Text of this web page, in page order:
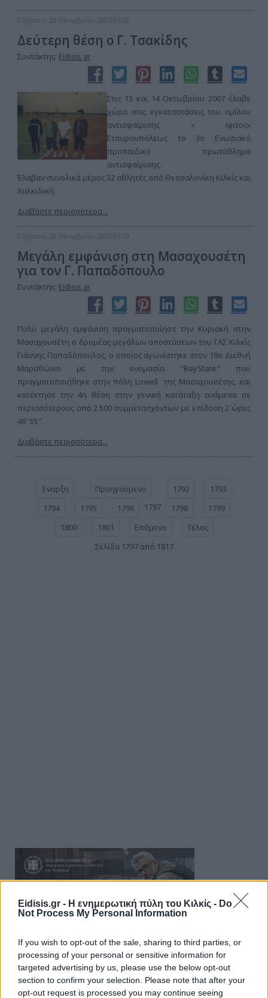
Eidisis.gr - Η ενημερωτική πύλη του Κιλκίς - Do
Not Process My Personal Information
If you wish to opt-out of the sale, sharing to third parties, or
processing of your personal or sensitive information for
targeted advertising by us, please use the below opt-out
section to confirm your selection. Please note that after your
opt-out request is processed you may continue seeing
Σάββατο, 20 Οκτωβρίου 2007 05:02
Δεύτερη θέση ο Γ. Τσακίδης
Συντάκτης: Eidisis.gr
Στις 13 και 14 Οκτωβρίου 2007 έλαβε
χώρα στις εγκαταστάσεις του ομίλου
αντισφαίρισης « Ιφιτος»
Σταυρουπόλεως το 3ο Ενωσιακό
προπαιδικό πρωτάθλημα
αντισφαίρισης.
Έλαβαν συνολικά μέρος 32 αθλητές από Θεσσαλονίκη Κιλκίς και
Χαλκιδική.
Διαβάστε περισσότερα...
Σάββατο, 20 Οκτωβρίου 2007 05:00
Μεγάλη εμφάνιση στη Μασαχουσέτη
για τον Γ. Παπαδόπουλο
Συντάκτης: Eidisis.gr
Πολύ μεγάλη εμφάνιση πραγματοποίησε την Κυριακή στην
Μασαχουσέτη ο δρομέας μεγάλων αποστάσεων του ΓΑΣ Κιλκίς
Γιάννης Παπαδόπουλος, ο οποίος αγωνίστηκε στον 19ο Διεθνή
Μαραθώνιο με την ονομασία "BayState" που
πραγματοποιήθηκε στην πόλη Lowell της Μασαχουσέτης, και
κατέκτησε την 4η θέση στην γενική κατάταξη ανάμεσα σε
περισσότερους από 2.500 συμμετασχόντων με επίδοση 2 ώρες
46' 55''.
Διαβάστε περισσότερα...
Έναρξη Προηγούμενο 1792
1793
1794
1795 1796 1797 1798
1799
1800
1801 Επόμενο
Τέλος
Σελίδα 1797 από 1817